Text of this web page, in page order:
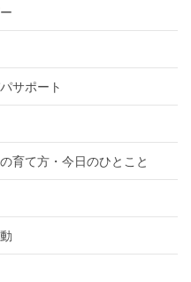
サポート
育て方・今日のひとこと